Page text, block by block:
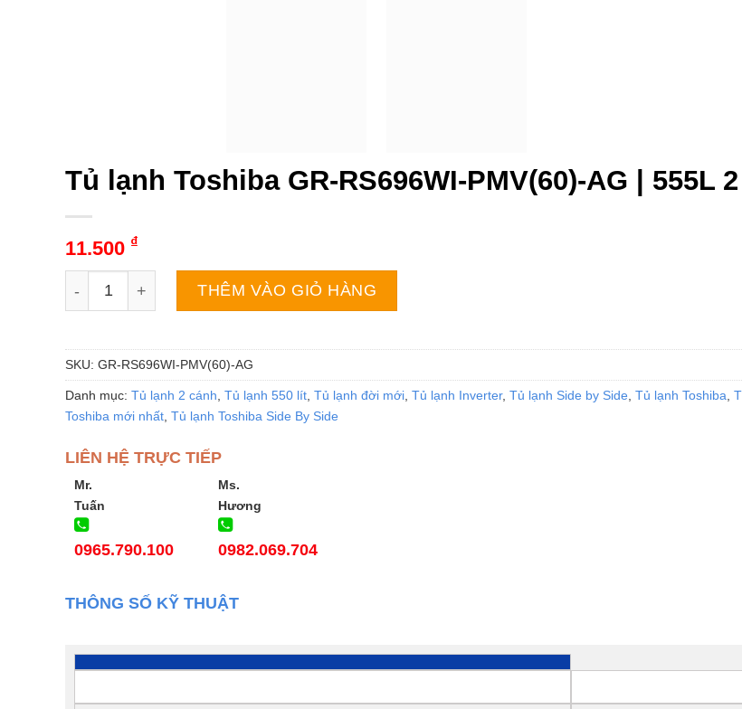
Tủ lạnh Toshiba GR-RS696WI-PMV(60)-AG | 555L
11.500 ₫
Tủ lạnh Toshiba GR-RS696WI-PMV(60)-AG | 555L 2 cánh inverter số lượng
THÊM VÀO GIỎ HÀNG
SKU: GR-RS696WI-PMV(60)-AG
Danh mục: Tủ lạnh 2 cánh Tủ lạnh 550 lít Tủ lạnh đời mới Tủ lạnh Inverter, Tủ lạnh Side by Side Tủ lạnh Toshiba
Toshiba mới nhất Tủ lạnh Toshiba Side By Side
LIÊN HỆ TRỰC TIẾP
Mr.
Tuấn
0965.790.100
Ms.
Hương
0982.069.704
THÔNG SỐ KỸ THUẬT